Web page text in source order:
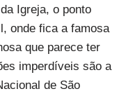
Igreja, o ponto
onde fica a famosa
que parece ter
imperdíveis são a
de São